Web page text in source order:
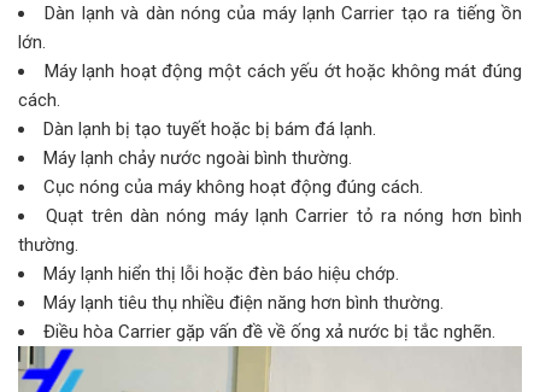
Dàn lạnh và dàn nóng của máy lạnh Carrier tạo ra tiếng ồn
lớn.
Máy lạnh hoạt động một cách yếu ớt hoặc không mát đúng
cách.
Dàn lạnh bị tạo tuyết hoặc bị bám đá lạnh.
Máy lạnh chảy nước ngoài bình thường.
Cục nóng của máy không hoạt động đúng cách.
Quạt trên dàn nóng máy lạnh Carrier tỏ ra nóng hơn bình
thường.
Máy lạnh hiển thị lỗi hoặc đèn báo hiệu chớp.
Máy lạnh tiêu thụ nhiều điện năng hơn bình thường.
Điều hòa Carrier gặp vấn đề về ống xả nước bị tắc nghẽn.